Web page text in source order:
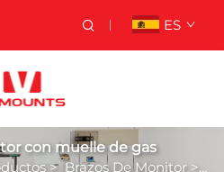
ES
con muelle de gas
>Brazos De Monitor >